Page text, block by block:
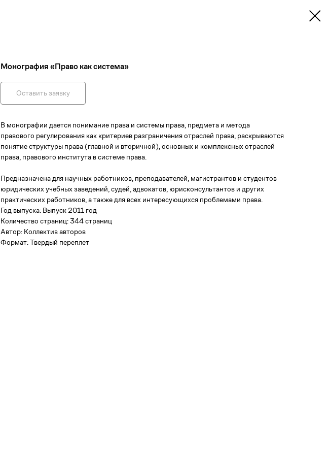
Монография «Право как система»
Оставить заявку
В монографии дается понимание права и системы права, предмета и метода
правового регулирования как критериев разграничения отраслей права, раскрываются
понятие структуры права (главной и вторичной), основных и комплексных отраслей
права, правового института в системе права.
Предназначена для научных работников, преподавателей, магистрантов и студентов
юридических учебных заведений, судей, адвокатов, юрисконсультантов и других
практических работников, а также для всех интересующихся проблемами права.
Год выпуска: Выпуск 2011 год
Количество страниц: 344 страниц
Автор: Коллектив авторов
Формат: Твердый переплет